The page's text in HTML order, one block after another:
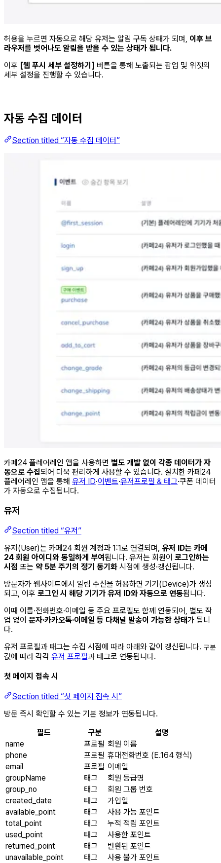
허용을 누르면 자동으로 해당 유저는 알림 구독 상태가 되며, 이후 브
라우저를 벗어나도 알림을 받을 수 있는 상태가 됩니다.
이후 [웹 푸시 세부 설정하기] 버튼을 통해 노출되는 팝업 및 위젯의
세부 설정을 진행할 수 있습니다.
자동 수집 데이터
Section titled “자동 수집 데이터”
카페24 플레어레인 앱을 사용하면 별도 개발 없이 각종 데이터가 자
동으로 수집되어 더욱 편리하게 사용할 수 있습니다. 설치한 카페24
플레어레인 앱을 통해 유저 ID·이벤트·유저프로필 & 태그·쿠폰 데이터
가 자동으로 수집됩니다.
유저
Section titled “유저”
유저(User)는 카페24 회원 계정과 1:1로 연결되며, 유저 ID는 카페
24 회원 아이디와 동일하게 부여됩니다. 유저는 회원이 로그인하는
시점 또는 약 5분 주기의 정기 동기화 시점에 생성·갱신됩니다.
방문자가 웹사이트에서 알림 수신을 허용하면 기기(Device)가 생성
되고, 이후 로그인 시 해당 기기가 유저 ID와 자동으로 연동됩니다.
이때 이름·전화번호·이메일 등 주요 프로필도 함께 연동되어, 별도 작
업 없이 문자·카카오톡·이메일 등 다채널 발송이 가능한 상태가 됩니
다.
유저 프로필과 태그는 수집 시점에 따라 아래와 같이 갱신됩니다. 구분
값에 따라 각각 유저 프로필과 태그로 연동됩니다.
첫 페이지 접속 시
Section titled “첫 페이지 접속 시”
방문 즉시 확인할 수 있는 기본 정보가 연동됩니다.
필드
구분
설명
name
프로필 회원 이름
phone
프로필 휴대전화번호 (E.164 형식)
email
프로필 이메일
groupName
태그
회원 등급명
group_no
태그
회원 그룹 번호
created_date
태그
가입일
available_point
태그
사용 가능 포인트
total_point
태그
누적 적립 포인트
used_point
태그
사용한 포인트
returned_point
태그
반환된 포인트
unavailable_point
태그 사용 불가 포인트